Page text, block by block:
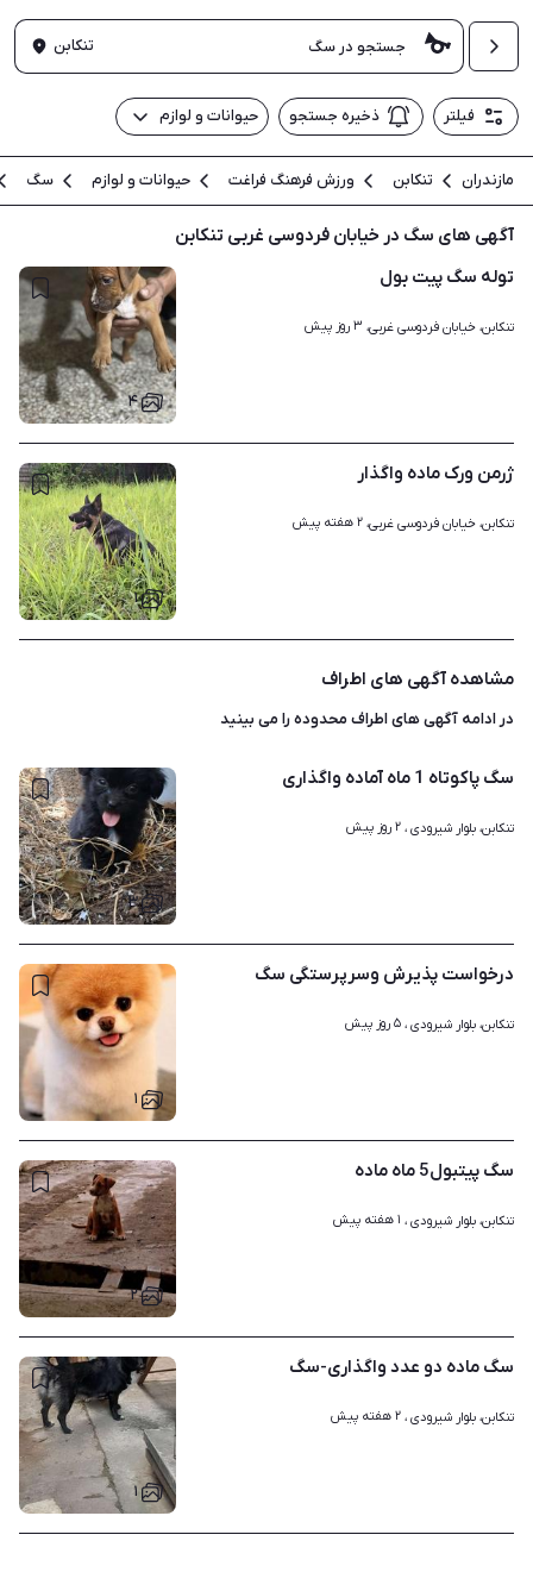
تنکابن
فیلتر ذخیره جستجو حیوانات و لوازم
مازندران تنکابن ورزش فرهنگ فراغت حیوانات و لوازم سگ
آگهی های سگ در خیابان فردوسی غربی تنکابن
۴
توله سگ پیت بول
تنکابن، خیابان فردوسی غربی، ۳ روز پیش
۱
ژرمن ورک ماده واگذار
تنکابن، خیابان فردوسی غربی، ۲ هفته پیش
مشاهده آگهی های اطراف
در ادامه آگهی هایاطراف محدودهرا می بینید
۳
سگ پاکوتاه 1 ماه آماده واگذاری
تنکابن، بلوار شیرودی ، ۲ روز پیش
۱
درخواست پذیرش وسرپرستگی سگ
تنکابن، بلوار شیرودی ، ۵ روز پیش
۲
سگ پیتبول5 ماه ماده
تنکابن، بلوار شیرودی ، ۱ هفته پیش
۱
سگ ماده دو عدد واگذاری-سگ
تنکابن، بلوار شیرودی ، ۲ هفته پیش